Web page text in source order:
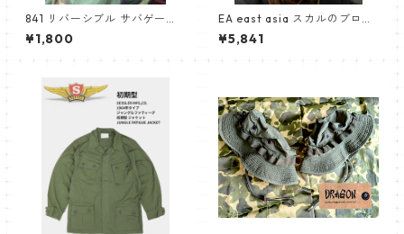
841 リバーシブル サバゲーで
落とさない仕組み サバゲーマ
ーカー 赤と黄色
¥1,800
EA east asia スカルのブロー
チ
¥5,841